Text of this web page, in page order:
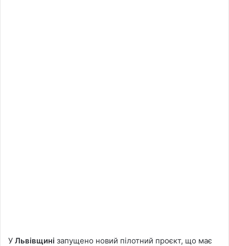
У Львівщині запущено новий пілотний проєкт, що має